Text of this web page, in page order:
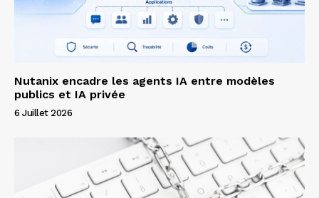
Nutanix encadre les agents IA entre modèles
publics et IA privée
6 Juillet 2026